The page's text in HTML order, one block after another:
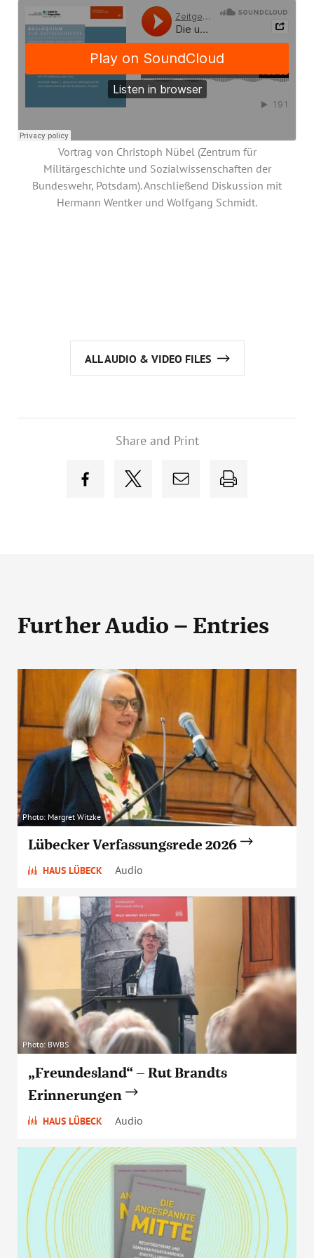
Organigram
Vortrag von Christoph Nübel (Zentrum für
Militärgeschichte und Sozialwissenschaften der
Bundeswehr, Potsdam). Anschließend Diskussion mit
Hermann Wentker und Wolfgang Schmidt.
ALL AUDIO & VIDEO FILES
Share and Print
Further Audio – Entries
Photo: Margret Witzke
Lübecker Verfassungsrede 2026
HAUS LÜBECK Audio
Photo: BWBS
„Freundesland“ – Rut Brandts
Erinnerungen
HAUS LÜBECK Audio